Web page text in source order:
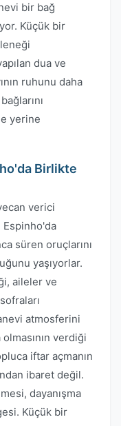
bir bağ
Küçük bir
dua ve
ruhunu daha
yerine
Birlikte
verici
Espinho'da
süren oruçlarını
yaşıyorlar.
aileler ve
atmosferini
verdiği
iftar açmanın
ibaret değil.
dayanışma
Küçük bir